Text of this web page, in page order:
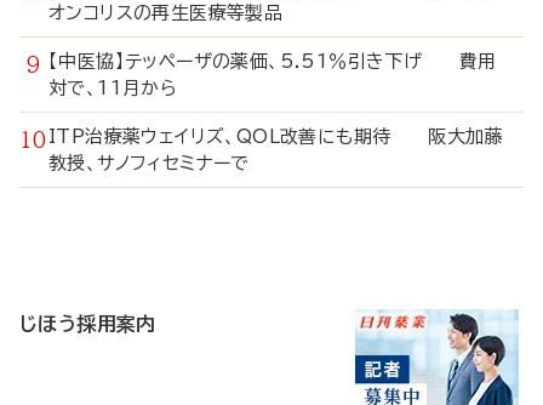
オンコリスの再生医療等製品
【中医協】テッペーザの薬価、5.51％引き下げ 費用
対で、11月から
ITP治療薬ウェイリズ、QOL改善にも期待 阪大加藤
教授、サノフィセミナーで
じほう採用案内